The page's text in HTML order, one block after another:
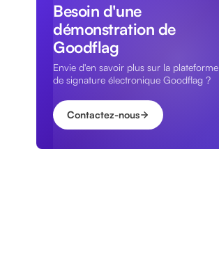
Besoin d'une
démonstration de
Goodflag
Envie d'en savoir plus sur la plateforme
de signature électronique Goodflag ?
Contactez-nous